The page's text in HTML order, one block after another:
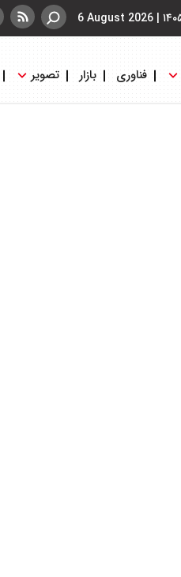
|
6 August 2026
فناوری بازار تصویر